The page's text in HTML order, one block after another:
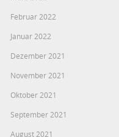
Februar 2022
Januar 2022
Dezember 2021
November 2021
Oktober 2021
September 2021
August 2021